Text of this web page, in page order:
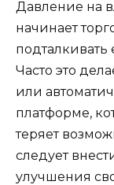
Давление на
начинает
Часто это
или
платформе,
теряет
следует
улучшения